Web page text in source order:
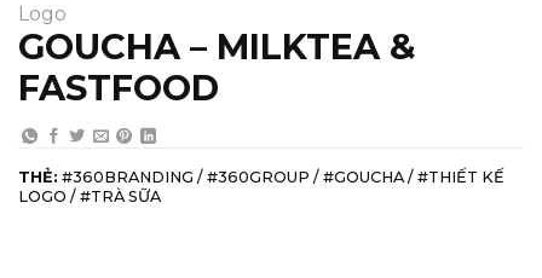
Logo
GOUCHA – MILKTEA &
FASTFOOD
THẺ: #360BRANDING / #360GROUP / #GOUCHA / #THIẾT KẾ
LOGO / #TRÀ SỮA